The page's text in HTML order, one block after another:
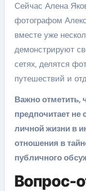
Сейчас Алена
фотографом
вместе уже
демонстрируют
сетях, делятся
путешествий и
Важно отметить,
предпочитает не
личной жизни в
отношения в
публичного
Вопрос-